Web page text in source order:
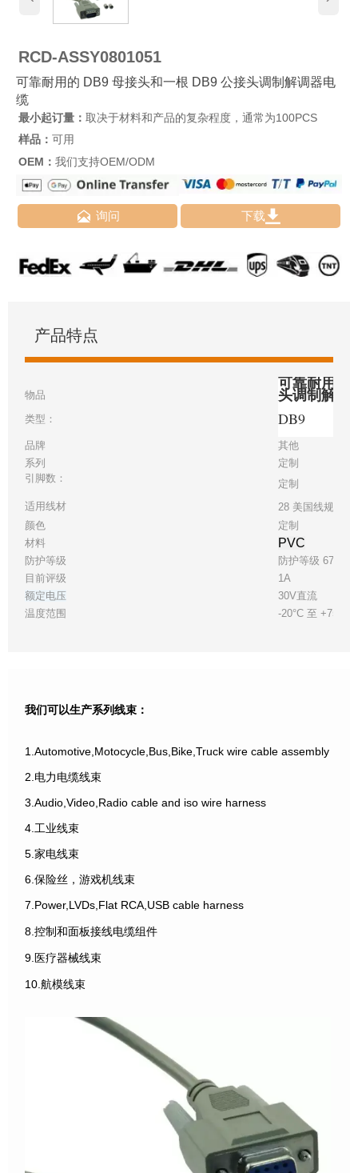
RCD-ASSY0801051
可靠耐用的 DB9 母接头和一根 DB9 公接头调制解调器电
缆
最小起订量： 取决于材料和产品的复杂程度，通常为100PCS
样品： 可用
OEM： 我们支持OEM/ODM
 询问 下载
产品特点
物品
可靠耐用的
头调制解调
类型： DB9
品牌
其他
系列
定制
引脚数：
定制
适用线材
28 美国线规
颜色
定制
材料
PVC
防护等级
防护等级 67
目前评级
1A
额定电压
30V直流
温度范围
-20°C 至 +75°C
我们可以生产系列线束：
1.Automotive,Motocycle,Bus,Bike,Truck wire cable assembly
2.电力电缆线束
3.Audio,Video,Radio cable and iso wire harness
4.工业线束
5.家电线束
6.保险丝，游戏机线束
7.Power,LVDs,Flat RCA,USB cable harness
8.控制和面板接线电缆组件
9.医疗器械线束
10.航模线束